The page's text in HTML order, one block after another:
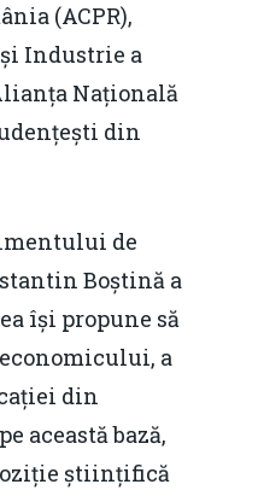
(ACPR),
și Industrie a
Națională
din
de
Boștină a
își propune să
a
din
această bază,
științifică